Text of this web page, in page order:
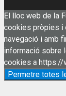
El lloc web de la
cookies pròpies i
navegació i amb
informació sobre
cookies a https://
Permetre totes